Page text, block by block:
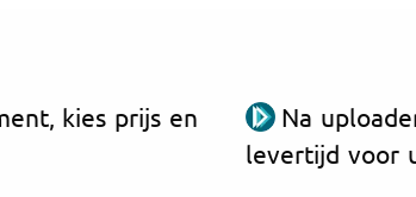
kies prijs en
Na
levertijd voor